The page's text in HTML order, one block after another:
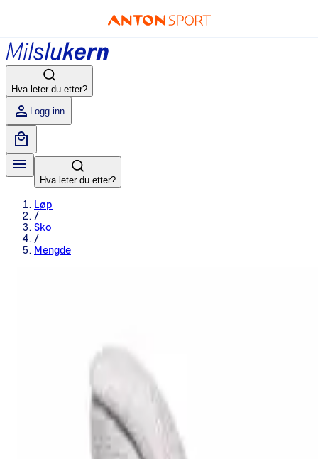
Hva leter du etter?
Logg inn
Hva leter du etter?
Løp
/
Sko
/
Mengde